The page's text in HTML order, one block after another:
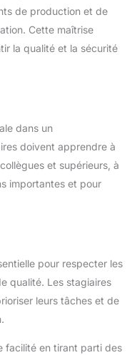
de production et de
Cette maîtrise
la qualité et la sécurité
dans un
doivent apprendre à
et supérieurs, à
importantes et pour
pour respecter les
qualité. Les stagiaires
leurs tâches et de
facilité en tirant parti des